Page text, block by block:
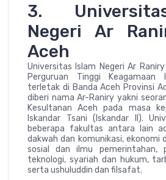
3.
Negeri Ar
Aceh
Universitas Islam Negeri Ar
Perguruan Tinggi Keagamaan
terletak di Banda Aceh Provinsi
diberi nama Ar-Raniry yakni
Kesultanan Aceh pada masa
Iskandar Tsani (Iskandar II).
beberapa fakultas antara lain
dakwah dan komunikasi, ekonomi
sosial dan ilmu pemerintahan,
teknologi, syariah dan hukum,
serta ushuluddin dan filsafat.